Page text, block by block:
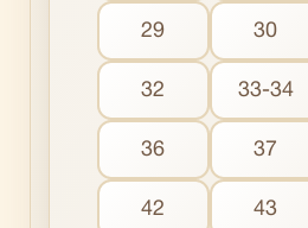
29 30
32 33-34
36 37
42 43